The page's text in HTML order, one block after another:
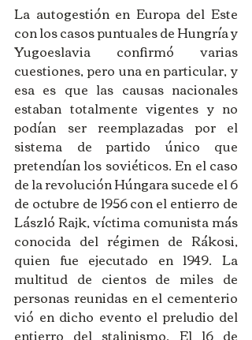
La autogestión en Europa del Este
con los casos puntuales de Hungría y
Yugoeslavia confirmó varias
cuestiones, pero una en particular, y
esa es que las causas nacionales
estaban totalmente vigentes y no
podían ser reemplazadas por el
sistema de partido único que
pretendían los soviéticos. En el caso
de la revolución Húngara sucede el 6
de octubre de 1956 con el entierro de
László Rajk, víctima comunista más
conocida del régimen de Rákosi,
quien fue ejecutado en 1949. La
multitud de cientos de miles de
personas reunidas en el cementerio
vió en dicho evento el preludio del
entierro del stalinismo. El 16 de